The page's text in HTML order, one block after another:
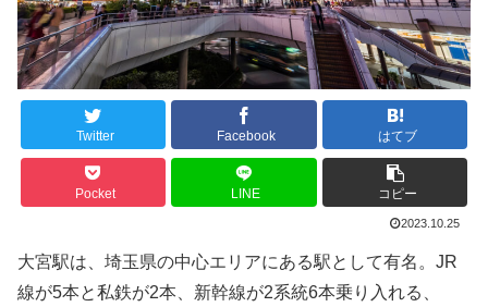
Twitter Facebook はてブ
Pocket LINE コピー
2023.10.25
大宮駅は、埼玉県の中心エリアにある駅として有名。JR
線が5本と私鉄が2本、新幹線が2系統6本乗り入れる、